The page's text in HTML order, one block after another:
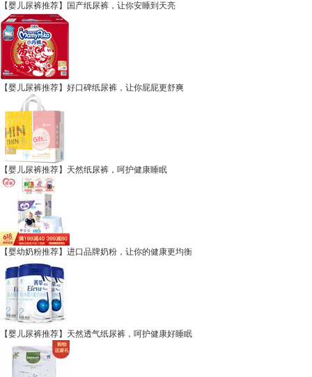
【婴儿尿裤推荐】国产纸尿裤，让你安睡到天亮
【婴儿尿裤推荐】好口碑纸尿裤，让你屁屁更舒爽
【婴儿尿裤推荐】天然纸尿裤，呵护健康睡眠
【婴幼奶粉推荐】进口品牌奶粉，让你的健康更均衡
【婴儿尿裤推荐】天然透气纸尿裤，呵护健康好睡眠